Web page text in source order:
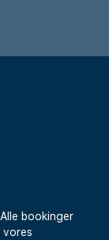
bookinger
vores